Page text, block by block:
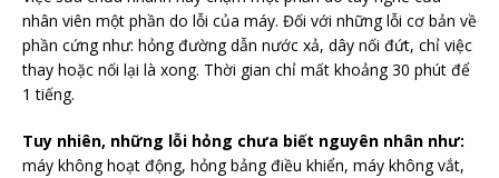
nhân viên một phần do lỗi của máy. Đối với những lỗi cơ bản về
phần cứng như: hỏng đường dẫn nước xả, dây nối đứt, chỉ việc
thay hoặc nối lại là xong. Thời gian chỉ mất khoảng 30 phút để
1 tiếng.
Tuy nhiên, những lỗi hỏng chưa biết nguyên nhân như:
máy không hoạt động, hỏng bảng điều khiển, máy không vắt,